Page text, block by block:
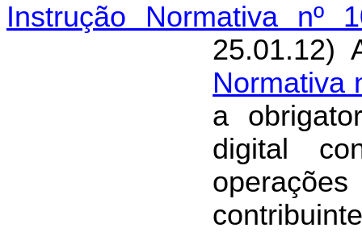
Instrução Normativa nº
Normativa
a
digital